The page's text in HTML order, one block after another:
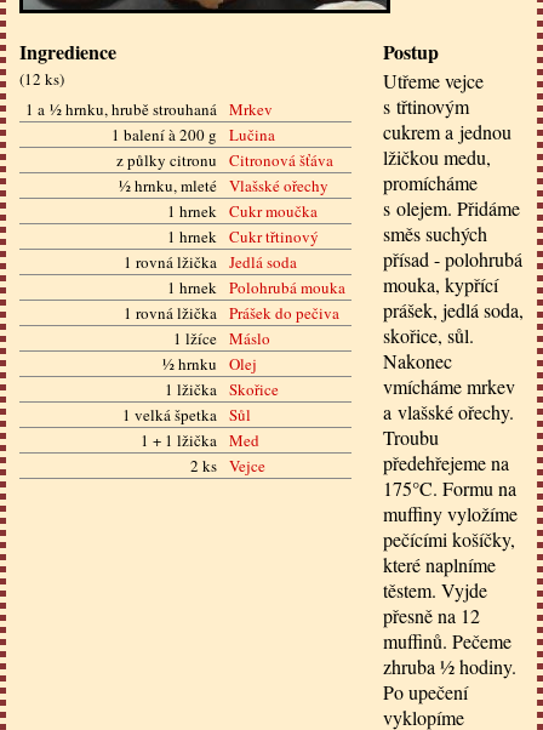
Ingredience
(12 ks)
1 a ½ hrnku, hrubě strouhaná Mrkev
1 balení à 200 g
Lučina
z půlky citronu
Citronová šťáva
½ hrnku, mleté Vlašské ořechy
1 hrnek Cukr moučka
1 hrnek Cukr třtinový
1 rovná lžička Jedlá soda
1 hrnek Polohrubá mouka
1 rovná lžička Prášek do pečiva
1 lžíce Máslo
½ hrnku
Olej
1 lžička Skořice
1 velká špetka Sůl
1 + 1 lžička Med
2 ks Vejce
Postup
Utřeme vejce
s třtinovým
cukrem a jednou
lžičkou medu,
promícháme
s olejem. Přidáme
směs suchých
přísad - polohrubá
mouka, kypřící
prášek, jedlá soda,
skořice, sůl.
Nakonec
vmícháme mrkev
a vlašské ořechy.
Troubu
předehřejeme na
175°C. Formu na
muffiny vyložíme
pečícími košíčky,
které naplníme
těstem. Vyjde
přesně na 12
muffinů. Pečeme
zhruba ½ hodiny.
Po upečení
vyklopíme